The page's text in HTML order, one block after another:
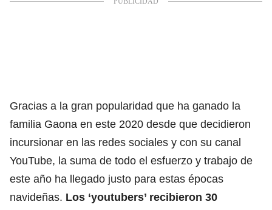
Gracias a la gran popularidad que ha ganado la
familia Gaona en este 2020 desde que decidieron
incursionar en las redes sociales y con su canal
YouTube, la suma de todo el esfuerzo y trabajo de
este año ha llegado justo para estas épocas
navideñas. Los ‘youtubers’ recibieron 30